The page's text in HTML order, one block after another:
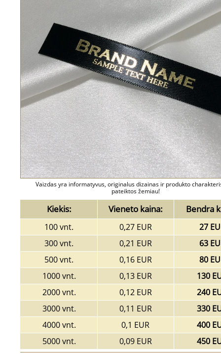
Vaizdas yra informatyvus, originalus dizainas ir produkto
pateiktos žemiau!
Kiekis: Vieneto kaina: Bendra
100 vnt. 0,27 EUR
27
300 vnt.
0,21 EUR
63
500 vnt.
0,16 EUR
80
1000 vnt.
0,13 EUR
130
2000 vnt.
0,12 EUR
240
3000 vnt.
0,11 EUR
330
4000 vnt.
0,1 EUR
400
5000 vnt.
0,09 EUR 450